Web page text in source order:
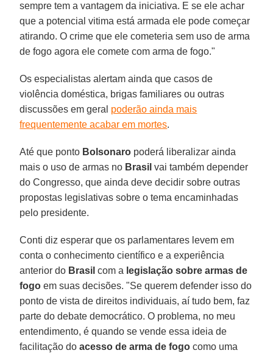
sempre tem a vantagem da iniciativa. E se ele achar
que a potencial vitima está armada ele pode começar
atirando. O crime que ele cometeria sem uso de arma
de fogo agora ele comete com arma de fogo."
Os especialistas alertam ainda que casos de
violência doméstica, brigas familiares ou outras
discussões em geral poderão ainda mais
frequentemente acabar em mortes.
Até que ponto Bolsonaro poderá liberalizar ainda
mais o uso de armas no Brasil vai também depender
do Congresso, que ainda deve decidir sobre outras
propostas legislativas sobre o tema encaminhadas
pelo presidente.
Conti diz esperar que os parlamentares levem em
conta o conhecimento científico e a experiência
anterior do Brasil com a legislação sobre armas de
fogo em suas decisões. "Se querem defender isso do
ponto de vista de direitos individuais, aí tudo bem, faz
parte do debate democrático. O problema, no meu
entendimento, é quando se vende essa ideia de
facilitação doacesso de arma de fogo como uma